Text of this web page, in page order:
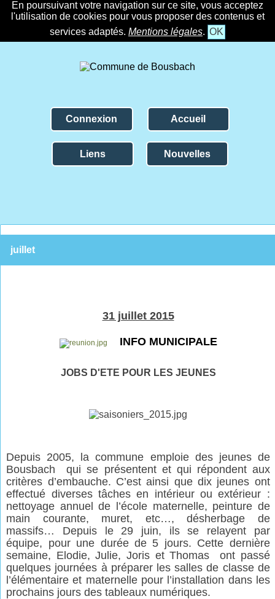
En poursuivant votre navigation sur ce site, vous acceptez
l'utilisation de cookies pour vous proposer des contenus et
services adaptés. Mentions légales. OK
Connexion Accueil
Liens Nouvelles
juillet
31 juillet 2015
INFO MUNICIPALE
JOBS D'ETE POUR LES JEUNES
Depuis 2005, la commune emploie des jeunes de
Bousbach qui se présentent et qui répondent aux
critères d’embauche. C’est ainsi que dix jeunes ont
effectué diverses tâches en intérieur ou extérieur :
nettoyage annuel de l’école maternelle, peinture de
main courante, muret, etc…, désherbage de
massifs… Depuis le 29 juin, ils se relayent par
équipe, pour une durée de 5 jours. Cette dernière
semaine, Elodie,Julie, Joris etThomas ont passé
quelques journées à préparer les salles de classe de
l’élémentaire et maternelle pour l’installation dans les
prochains jours des tableaux numériques.